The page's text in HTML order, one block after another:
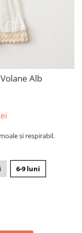
Alb
si respirabil.
6-9 luni